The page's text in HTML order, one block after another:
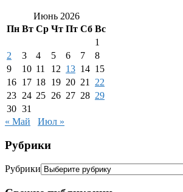
Июнь 2026
Пн Вт Ср Чт Пт Сб Вс
1
2
3 4 5 6 7
8
9
10 11 12 13 14 15
16 17 18 19 20 21
22
23 24 25 26 27 28 29
30 31
« Май
Июл »
Рубрики
Рубрики